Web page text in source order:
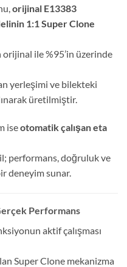
orijinal E13383
1:1 Super Clone
orijinal ile %95’in üzerinde
yerleşimi ve bilekteki
üretilmiştir.
iseotomatik çalışan eta
performans, doğruluk ve
deneyim sunar.
Performans
aktif çalışması
Super Clone mekanizma